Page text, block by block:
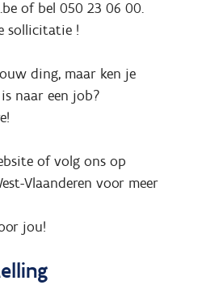
of bel 050 23 06 00.
sollicitatie !
ding, maar ken je
naar een job?
of volg ons op
Vlaanderen voor meer
jou!